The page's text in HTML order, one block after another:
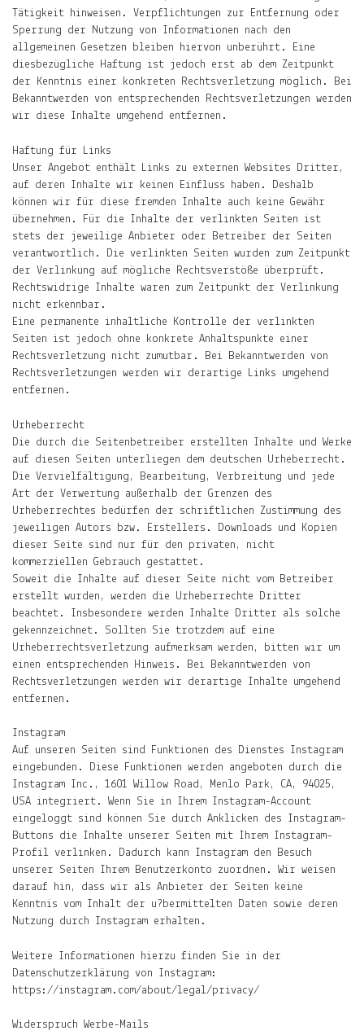
Willkommen
der
Mond,
der
Name
meiner
Tochter
das
das
Über
das
Leben
Indien
Deutschland.
erfährst
hier
willst
Notiz
Tätigkeit hinweisen. Verpflichtungen zur Entfernung oder
Sperrung der Nutzung von Informationen nach den
allgemeinen Gesetzen bleiben hiervon unberührt. Eine
diesbezügliche Haftung ist jedoch erst ab dem Zeitpunkt
der Kenntnis einer konkreten Rechtsverletzung möglich. Bei
Bekanntwerden von entsprechenden Rechtsverletzungen werden
wir diese Inhalte umgehend entfernen.
Haftung für Links
Unser Angebot enthält Links zu externen Websites Dritter,
auf deren Inhalte wir keinen Einfluss haben. Deshalb
können wir für diese fremden Inhalte auch keine Gewähr
übernehmen. Für die Inhalte der verlinkten Seiten ist
stets der jeweilige Anbieter oder Betreiber der Seiten
verantwortlich. Die verlinkten Seiten wurden zum Zeitpunkt
der Verlinkung auf mögliche Rechtsverstöße überprüft.
Rechtswidrige Inhalte waren zum Zeitpunkt der Verlinkung
nicht erkennbar.
Eine permanente inhaltliche Kontrolle der verlinkten
Seiten ist jedoch ohne konkrete Anhaltspunkte einer
Rechtsverletzung nicht zumutbar. Bei Bekanntwerden von
Rechtsverletzungen werden wir derartige Links umgehend
entfernen.
Urheberrecht
Die durch die Seitenbetreiber erstellten Inhalte und Werke
auf diesen Seiten unterliegen dem deutschen Urheberrecht.
Die Vervielfältigung, Bearbeitung, Verbreitung und jede
Art der Verwertung außerhalb der Grenzen des
Urheberrechtes bedürfen der schriftlichen Zustimmung des
jeweiligen Autors bzw. Erstellers. Downloads und Kopien
dieser Seite sind nur für den privaten, nicht
kommerziellen Gebrauch gestattet.
Soweit die Inhalte auf dieser Seite nicht vom Betreiber
erstellt wurden, werden die Urheberrechte Dritter
beachtet. Insbesondere werden Inhalte Dritter als solche
gekennzeichnet. Sollten Sie trotzdem auf eine
Urheberrechtsverletzung aufmerksam werden, bitten wir um
einen entsprechenden Hinweis. Bei Bekanntwerden von
Rechtsverletzungen werden wir derartige Inhalte umgehend
entfernen.
Instagram
Auf unseren Seiten sind Funktionen des Dienstes Instagram
eingebunden. Diese Funktionen werden angeboten durch die
Instagram Inc., 1601 Willow Road, Menlo Park, CA, 94025,
USA integriert. Wenn Sie in Ihrem Instagram-Account
eingeloggt sind können Sie durch Anklicken des Instagram-
Buttons die Inhalte unserer Seiten mit Ihrem Instagram-
Profil verlinken. Dadurch kann Instagram den Besuch
unserer Seiten Ihrem Benutzerkonto zuordnen. Wir weisen
darauf hin, dass wir als Anbieter der Seiten keine
Kenntnis vom Inhalt der u?bermittelten Daten sowie deren
Nutzung durch Instagram erhalten.
Weitere Informationen hierzu finden Sie in der
Datenschutzerklärung von Instagram:
https://instagram.com/about/legal/privacy/
Widerspruch Werbe-Mails